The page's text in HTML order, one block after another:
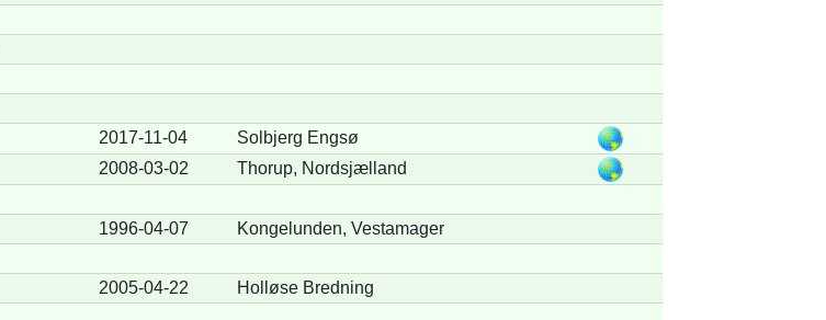
2017-11-04
Solbjerg Engsø
2008-03-02
Thorup, Nordsjælland
1996-04-07
Kongelunden, Vestamager
2005-04-22
Holløse Bredning